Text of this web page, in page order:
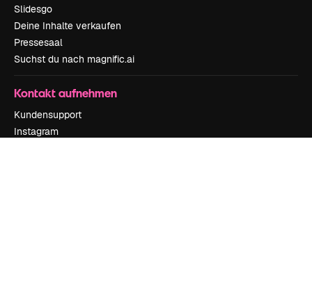
Slidesgo
Deine Inhalte verkaufen
Pressesaal
Suchst du nach magnific.ai
Kontakt aufnehmen
Kundensupport
Instagram